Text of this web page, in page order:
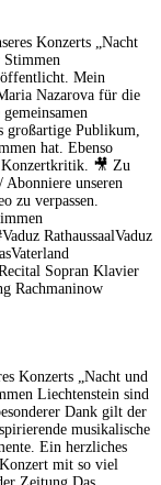
Konzerts „Nacht und
Liechtenstein sind
Dank gilt der
musikalische
Ein herzliches
mit so viel